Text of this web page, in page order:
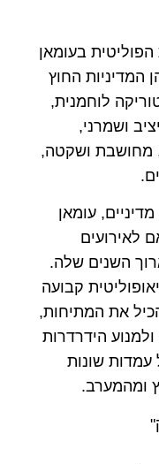
בעומאן
המדיניות החוץ
לוחמנית,
ושמרני,
מחושבת ושקטה,
עומאן
לאירועים
השנים שלה.
קבועה
את המתיחות,
הידרדרות
שונות
ומהמערב.